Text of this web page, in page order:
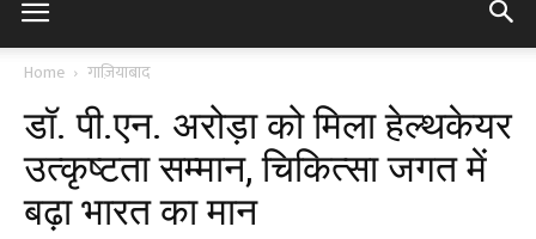
Home गाज़ियाबाद
डॉ. पी.एन. अरोड़ा को मिला हेल्थकेयर
उत्कृष्टता सम्मान, चिकित्सा जगत में
बढ़ा भारत का मान